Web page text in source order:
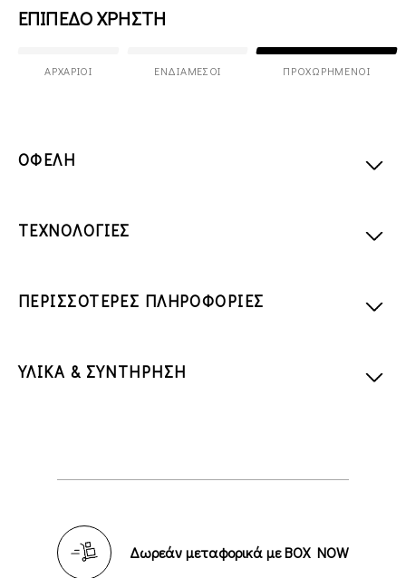
ΕΠΙΠΕΔΟ ΧΡΗΣΤΗ
ΑΡΧΆΡΙΟΙ ΕΝΔΙΆΜΕΣΟΙ ΠΡΟΧΩΡΗΜΈΝΟΙ
ΟΦΕΛΗ
ΤΕΧΝΟΛΟΓΙΕΣ
ΠΕΡΙΣΣΟΤΕΡΕΣ ΠΛΗΡΟΦΟΡΙΕΣ
ΥΛΙΚΑ & ΣΥΝΤΗΡΗΣΗ
Δωρεάν μεταφορικά με BOX NOW